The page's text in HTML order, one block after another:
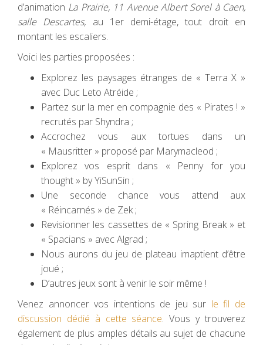
d’animation La Prairie, 11 Avenue Albert Sorel à Caen,
salle Descartes, au 1er demi-étage, tout droit en
montant les escaliers.
Voici les parties proposées :
Explorez les paysages étranges de « Terra X »
avec Duc Leto Atréide ;
Partez sur la mer en compagnie des « Pirates ! »
recrutés par Shyndra ;
Accrochez vous aux tortues dans un
« Mausritter » proposé par Marymacleod ;
Explorez vos esprit dans « Penny for you
thought » by YiSunSin ;
Une seconde chance vous attend aux
« Réincarnés » de Zek ;
Revisionner les cassettes de « Spring Break » et
« Spacians » avec Algrad ;
Nous aurons du jeu de plateau imaptient d’être
joué ;
D’autres jeux sont à venir le soir même !
Venez annoncer vos intentions de jeu sur le fil de
discussion dédié à cette séance. Vous y trouverez
également de plus amples détails au sujet de chacune